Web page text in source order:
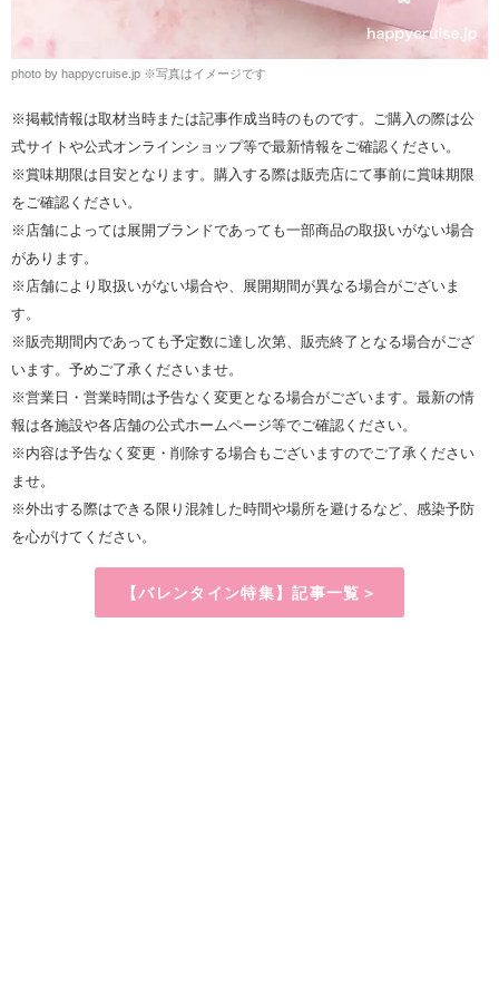
photo by happycruise.jp ※写真はイメージです
※掲載情報は取材当時または記事作成当時のものです。ご購入の際は公
式サイトや公式オンラインショップ等で最新情報をご確認ください。
※賞味期限は目安となります。購入する際は販売店にて事前に賞味期限
をご確認ください。
※ 店舗によっては展開ブランドであっても一部商品の取扱いがない場合
があります。
※店舗により取扱いがない場合や、展開期間が異なる場合がございま
す。
※販売期間内であっても予定数に達し次第、販売終了となる場合がござ
います。予めご了承くださいませ。
※営業日・営業時間は予告なく変更となる場合がございます。最新の情
報は各施設や各店舗の公式ホームページ等でご確認ください。
※内容は予告なく変更・削除する場合もございますのでご了承ください
ませ。
※外出する際はできる限り混雑した時間や場所を避けるなど、感染予防
を心がけてください。
【バレンタイン特集】記事一覧＞